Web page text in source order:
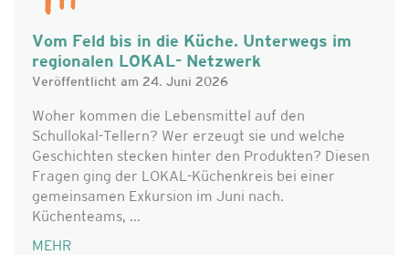
Vom Feld bis in die Küche. Unterwegs im
regionalen LOKAL- Netzwerk
Veröffentlicht am 24. Juni 2026
Woher kommen die Lebensmittel auf den
Schullokal-Tellern? Wer erzeugt sie und welche
Geschichten stecken hinter den Produkten? Diesen
Fragen ging der LOKAL-Küchenkreis bei einer
gemeinsamen Exkursion im Juni nach.
Küchenteams, ...
MEHR